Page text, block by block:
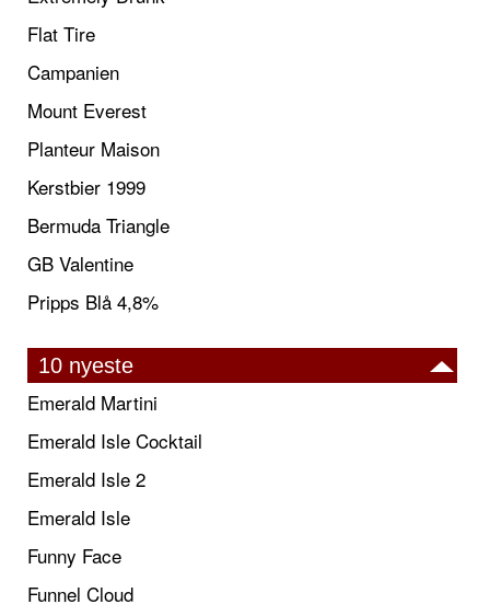
Flat Tire
Campanien
Mount Everest
Planteur Maison
Kerstbier 1999
Bermuda Triangle
GB Valentine
Pripps Blå 4,8%
10 nyeste
Emerald Martini
Emerald Isle Cocktail
Emerald Isle 2
Emerald Isle
Funny Face
Funnel Cloud